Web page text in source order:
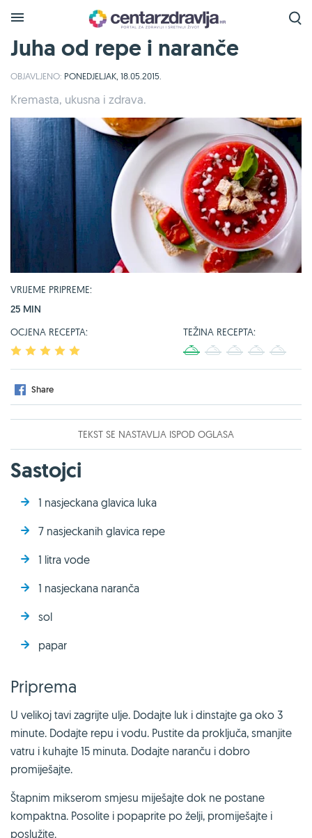
Juha od repe i naranče
OBJAVLJENO: PONEDJELJAK, 18.05.2015.
Kremasta, ukusna i zdrava.
VRIJEME PRIPREME:
25 MIN
OCJENA RECEPTA:
2 3 4
TEŽINA RECEPTA:
4
Share
TEKST SE NASTAVLJA ISPOD OGLASA
Sastojci
1 nasjeckana glavica luka
7 nasjeckanih glavica repe
1 litra vode
1 nasjeckana naranča
sol
papar
Priprema
U velikoj tavi zagrijte ulje. Dodajte luk i dinstajte ga oko 3
minute. Dodajte repu i vodu. Pustite da proključa, smanjite
vatru i kuhajte 15 minuta. Dodajte naranču i dobro
promiješajte.
Štapnim mikserom smjesu miješajte dok ne postane
kompaktna. Posolite i popaprite po želji, promiješajte i
poslužite.